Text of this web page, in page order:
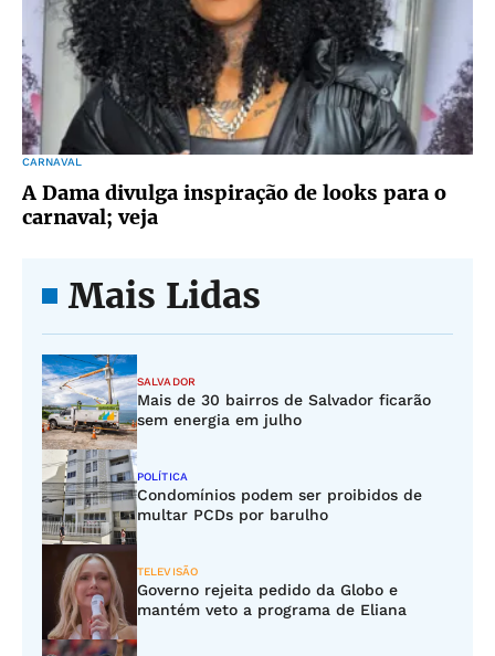
CARNAVAL
A Dama divulga inspiração de looks para o
carnaval; veja
Mais Lidas
SALVADOR
Mais de 30 bairros de Salvador ficarão
sem energia em julho
POLÍTICA
Condomínios podem ser proibidos de
multar PCDs por barulho
TELEVISÃO
Governo rejeita pedido da Globo e
mantém veto a programa de Eliana